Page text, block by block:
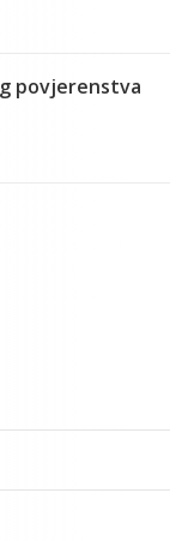
povjerenstva